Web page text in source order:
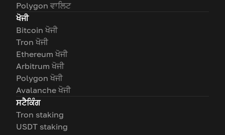
Polygon ਵਾਲਿਟ
ਖੋਜੀ
Bitcoin ਖੋਜੀ
Tron ਖੋਜੀ
Ethereum ਖੋਜੀ
Arbitrum ਖੋਜੀ
Polygon ਖੋਜੀ
Avalanche ਖੋਜੀ
ਸਟੈਕਿੰਗ
Tron staking
USDT staking